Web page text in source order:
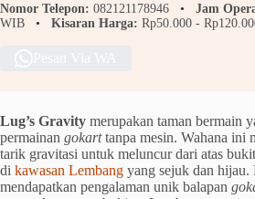
Nomor Telepon: 082121178946 Jam
WIB
Kisaran Harga: Rp50.000 -
Lug’s Gravity merupakan taman bermain
permainan gokarttanpa mesin. Wahana ini
tarik gravitasi untuk meluncur dari atas
di kawasan Lembang yang sejuk dan hijau.
mendapatkan pengalaman unik balapan